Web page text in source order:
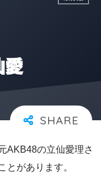
AKB48の立仙愛理さ
とがあります。